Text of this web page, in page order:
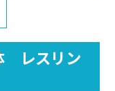
レスリン